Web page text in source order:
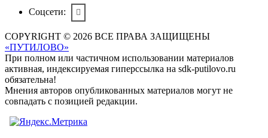
Соцсети:
COPYRIGHT © 2026 ВСЕ ПРАВА ЗАЩИЩЕНЫ
«ПУТИЛОВО»
При полном или частичном использовании материалов
активная, индексируемая гиперссылка на sdk-putilovo.ru
обязательна!
Мнения авторов опубликованных материалов могут не
совпадать с позицией редакции.